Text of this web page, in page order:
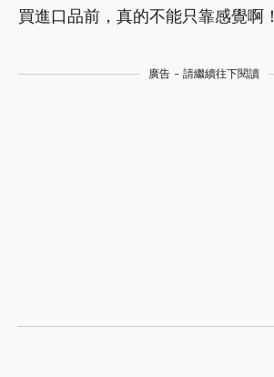
買進口品前，真的不能只靠感覺啊！
廣告 - 請繼續往下閱讀